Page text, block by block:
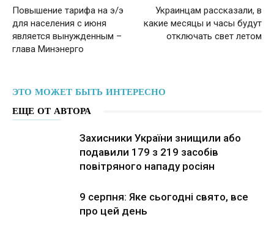
Повышение тарифа на э/э
для населения с июня
является вынужденным –
глава Минэнерго
Украинцам рассказали, в
какие месяцы и часы будут
отключать свет летом
ЭТО МОЖЕТ БЫТЬ ИНТЕРЕСНО
ЕЩЕ ОТ АВТОРА
Захисники України знищили або
подавили 179 з 219 засобів
повітряного нападу росіян
9 серпня: Яке сьогодні свято, все
про цей день